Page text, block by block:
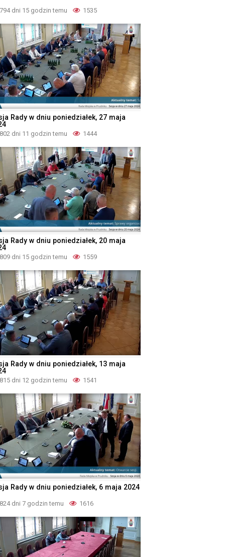
794 dni 15 godzin temu 1535
Rady w dniu poniedziałek, 27 maja
802 dni 11 godzin temu 1444
Rady w dniu poniedziałek, 20 maja
809 dni 15 godzin temu 1559
Rady w dniu poniedziałek, 13 maja
815 dni 12 godzin temu 1541
Rady w dniu poniedziałek, 6 maja 2024
824 dni 7 godzin temu 1616